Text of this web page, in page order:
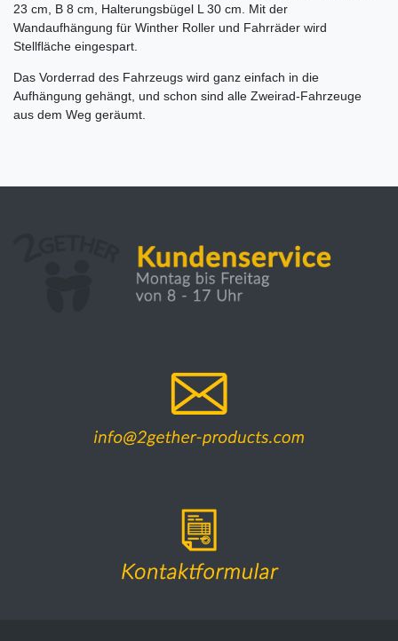
23 cm, B 8 cm, Halterungsbügel L 30 cm. Mit der
Wandaufhängung für Winther Roller und Fahrräder wird
Stellfläche eingespart.
Das Vorderrad des Fahrzeugs wird ganz einfach in die
Aufhängung gehängt, und schon sind alle Zweirad-Fahrzeuge
aus dem Weg geräumt.